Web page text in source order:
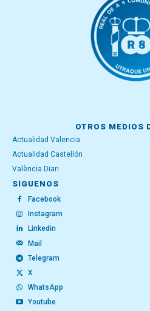
OTROS MEDIOS
Actualidad Valencia
Actualidad Castellón
València Diari
SÍGUENOS
Facebook
Instagram
Linkedin
Mail
Telegram
X
WhatsApp
Youtube